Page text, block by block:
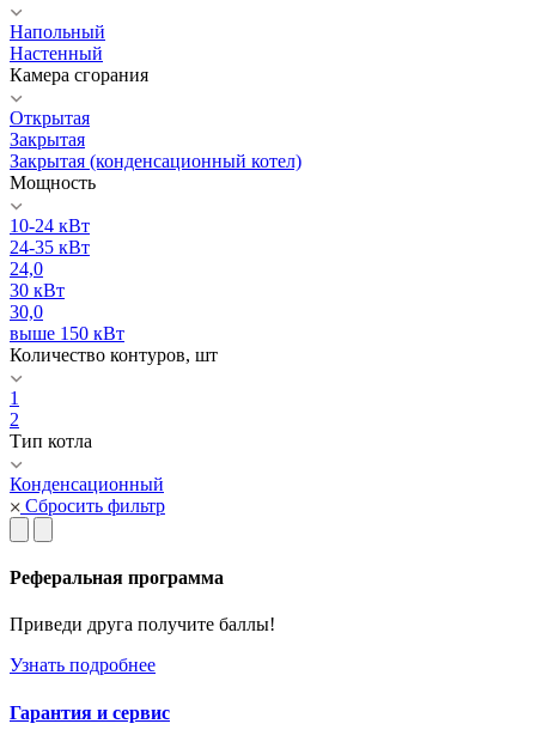
Напольный
Настенный
Камера сгорания
Открытая
Закрытая
Закрытая (конденсационный котел)
Мощность
10-24 кВт
24-35 кВт
24,0
30 кВт
30,0
выше 150 кВт
Количество контуров, шт
1
2
Тип котла
Конденсационный
Сбросить фильтр
Реферальная программа
Приведи друга получите баллы!
Узнать подробнее
Гарантия и сервис